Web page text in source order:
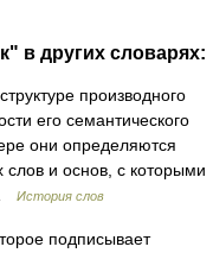
в других словарях:
производного
его семантического
они определяются
слов и основ, с которыми
История слов
подписывает